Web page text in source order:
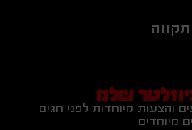
שלנו
והצעות מיוחדות לפני חגים
מיוחדים